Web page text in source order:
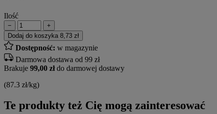
Ilość
−
+
Dodaj do koszyka 8,73 zł
Dostępność: w magazynie
Darmowa dostawa od 99 zł
Brakuje 99,00 złdo darmowej dostawy
(87.3 zł/kg)
Te produkty też Cię mogą zainteresować